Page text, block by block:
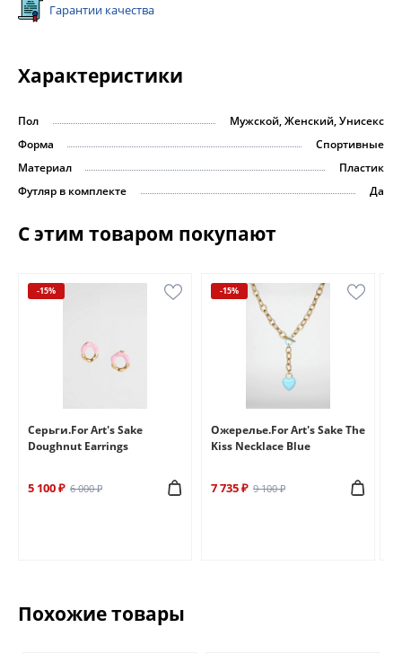
Гарантии качества
Характеристики
Пол
Мужской, Женский, Унисекс
Форма
Спортивные
Материал
Пластик
Футляр в комплекте
Да
С этим товаром покупают
-15%
Серьги.For Art's Sake
Doughnut Earrings
5 100 ₽ 6 000 ₽
-15%
Ожерелье.For Art's Sake The
Kiss Necklace Blue
7 735 ₽ 9 100 ₽
Похожие товары